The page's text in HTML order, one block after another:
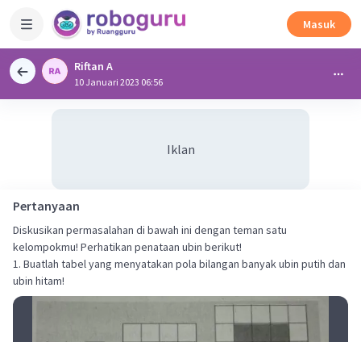
Masuk
Riftan A
10 Januari 2023 06:56
Iklan
Pertanyaan
Diskusikan permasalahan di bawah ini dengan teman satu
kelompokmu! Perhatikan penataan ubin berikut!
1. Buatlah tabel yang menyatakan pola bilangan banyak ubin putih dan
ubin hitam!